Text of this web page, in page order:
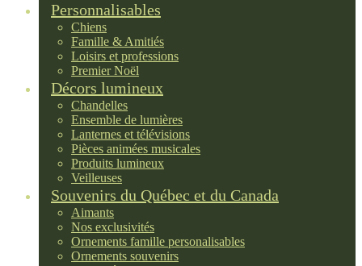
Personnalisables
Chiens
Famille & Amitiés
Loisirs et professions
Premier Noël
Décors lumineux
Chandelles
Ensemble de lumières
Lanternes et télévisions
Pièces animées musicales
Produits lumineux
Veilleuses
Souvenirs du Québec et du Canada
Aimants
Nos exclusivités
Ornements famille personalisables
Ornements souvenirs